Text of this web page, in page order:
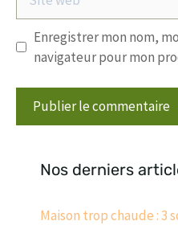
web
Enregistrer mon nom,
navigateur pour mon
Nos derniers
Maison trop chaude : 3